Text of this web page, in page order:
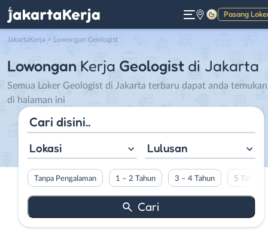
Pasang
Gelap
JakartaKerja > Lowongan Geologist
Lowongan Kerja Geologist di Jakarta
Semua Loker Geologist di Jakarta terbaru dapat anda temukan
di halaman ini
Lokasi Lulusan
Tanpa Pengalaman 1 – 2 Tahun 3 – 4 Tahun 5 Tahun